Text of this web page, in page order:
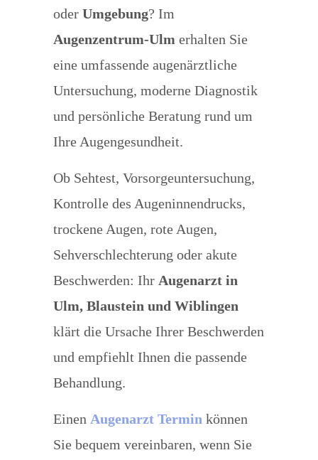
oderUmgebung? Im
Augenzentrum-Ulm erhalten Sie
eine umfassende augenärztliche
Untersuchung, moderne Diagnostik
und persönliche Beratung rund um
Ihre Augengesundheit.
Ob Sehtest, Vorsorgeuntersuchung,
Kontrolle des Augeninnendrucks,
trockene Augen, rote Augen,
Sehverschlechterung oder akute
Beschwerden: Ihr Augenarzt in
Ulm, Blaustein und Wiblingen
klärt die Ursache Ihrer Beschwerden
und empfiehlt Ihnen die passende
Behandlung.
Einen Augenarzt Termin können
Sie bequem vereinbaren, wenn Sie